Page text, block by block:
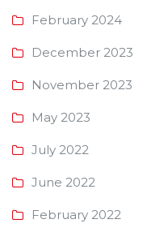
February 2024
December 2023
November 2023
May 2023
July 2022
June 2022
February 2022